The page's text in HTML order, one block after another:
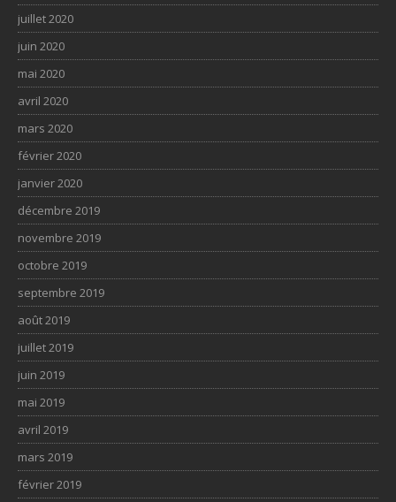
juillet 2020
juin 2020
mai 2020
avril 2020
mars 2020
février 2020
janvier 2020
décembre 2019
novembre 2019
octobre 2019
septembre 2019
août 2019
juillet 2019
juin 2019
mai 2019
avril 2019
mars 2019
février 2019